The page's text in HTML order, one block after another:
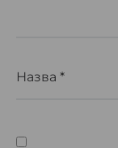
Назва *